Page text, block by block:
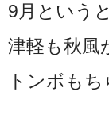
9月という
津軽も秋風
トンボも